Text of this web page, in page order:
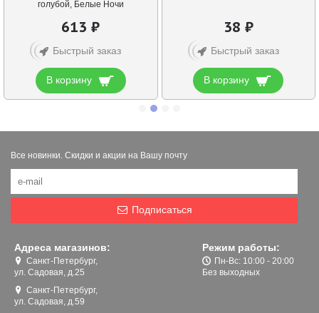
голубой, Белые Ночи
613 ₽
Быстрый заказ
В корзину
38 ₽
Быстрый заказ
В корзину
Все новинки. Скидки и акции на Вашу почту
Подписаться
Адреса магазинов:
Санкт-Петербург,
ул. Садовая, д.25
Санкт-Петербург,
ул. Садовая, д.59
Режим работы:
Пн-Вс: 10:00 - 20:00
Без выходных